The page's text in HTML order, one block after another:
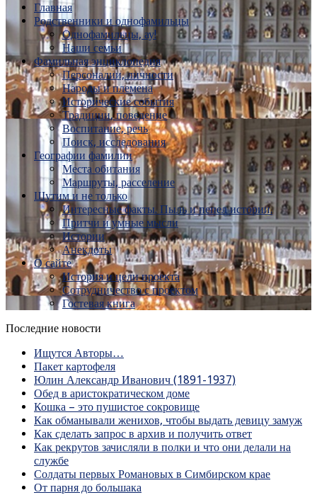
Главная
Родственники и однофамильцы
Однофамильцы, ау!
Наши семьи
Фамильная энциклопедия
Персоналии, личности
Народы и племена
Исторические события
Традиции, поведение
Воспитание, речь
Поиск, исследования
Географии фамилии
Места обитания
Маршруты, расселение
Шутим и не только
Интересные факты. Пыль и пепел истории.
Притчи и умные мысли
Истории
Анекдоты
О сайте
История и цели проекта
Сотрудничество с проектом
Гостевая книга
Последние новости
Ищутся Авторы…
Пакет картофеля
Юлин Александр Иванович (1891-1937)
Обед в аристократическом доме
Кошка – это пушистое сокровище
Как обманывали женихов, чтобы выдать девицу замуж
Как сделать запрос в архив и получить ответ
Как рекрутов зачисляли в полки и что они делали на
службе
Солдаты первых Романовых в Симбирском крае
От парня до большака